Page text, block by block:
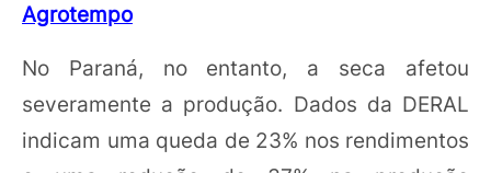
Agrotempo
No Paraná, no entanto, a seca afetou
severamente a produção. Dados da DERAL
indicam uma queda de 23% nos rendimentos